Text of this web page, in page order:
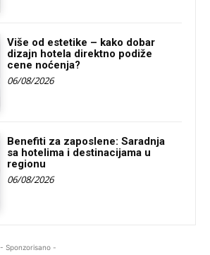
Više od estetike – kako dobar
dizajn hotela direktno podiže
cene noćenja?
06/08/2026
Benefiti za zaposlene: Saradnja
sa hotelima i destinacijama u
regionu
06/08/2026
- Sponzorisano -